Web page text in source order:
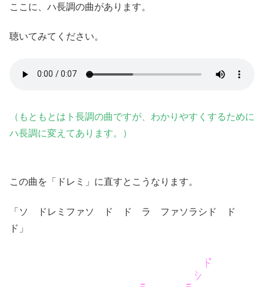
ここに、ハ長調の曲があります。
聴いてみてください。
（もともとはト長調の曲ですが、わかりやすくするために
ハ長調に変えてあります。）
この曲を「ドレミ」に直すとこうなります。
「ソ ドレミファソ ド ド ラ ファソラシド ド
ド」